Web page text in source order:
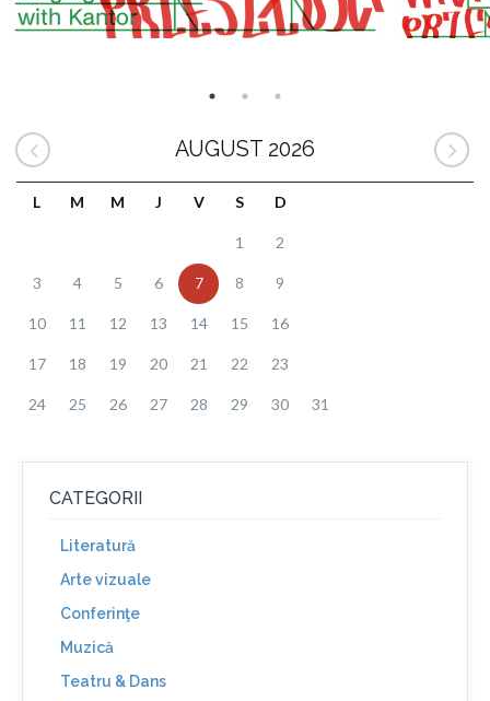
AUGUST 2026
L M M J V S D
1 2
3 4 5 6 7 8 9
10 11 12 13 14 15 16
17 18 19 20 21 22 23
24 25 26 27 28 29 30 31
CATEGORII
Literatură
Arte vizuale
Conferinţe
Muzică
Teatru & Dans